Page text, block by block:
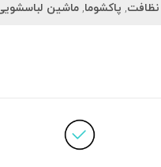
, پاکشوما, ماشین